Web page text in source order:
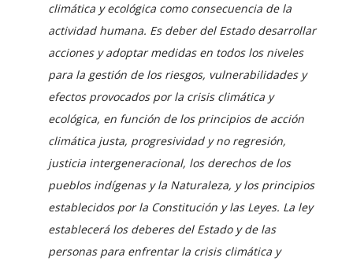
climática y ecológica como consecuencia de la
actividad humana. Es deber del Estado desarrollar
acciones y adoptar medidas en todos los niveles
para la gestión de los riesgos, vulnerabilidades y
efectos provocados por la crisis climática y
ecológica, en función de los principios de acción
climática justa, progresividad y no regresión,
justicia intergeneracional, los derechos de los
pueblos indígenas y la Naturaleza, y los principios
establecidos por la Constitución y las Leyes. La ley
establecerá los deberes del Estado y de las
personas para enfrentar la crisis climática y